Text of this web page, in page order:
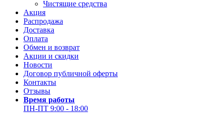
Чистящие средства
Акция
Распродажа
Доставка
Оплата
Обмен и возврат
Акции и скидки
Новости
Договор публичной оферты
Контакты
Отзывы
Время работы
ПН-ПТ 9:00 - 18:00